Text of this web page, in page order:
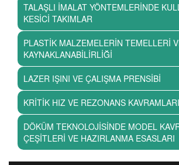
TALAŞLI İMALAT YÖNTEMLERİNDE
KESİCİ TAKIMLAR
PLASTİK MALZEMELERİN TEMELLERİ
KAYNAKLANABİLİRLİĞİ
LAZER IŞINI VE ÇALIŞMA PRENSİBİ
KRİTİK HIZ VE REZONANS KAVRAMLARI
DÖKÜM TEKNOLOJİSİNDE MODEL
ÇEŞİTLERİ VE HAZIRLANMA ESASLARI